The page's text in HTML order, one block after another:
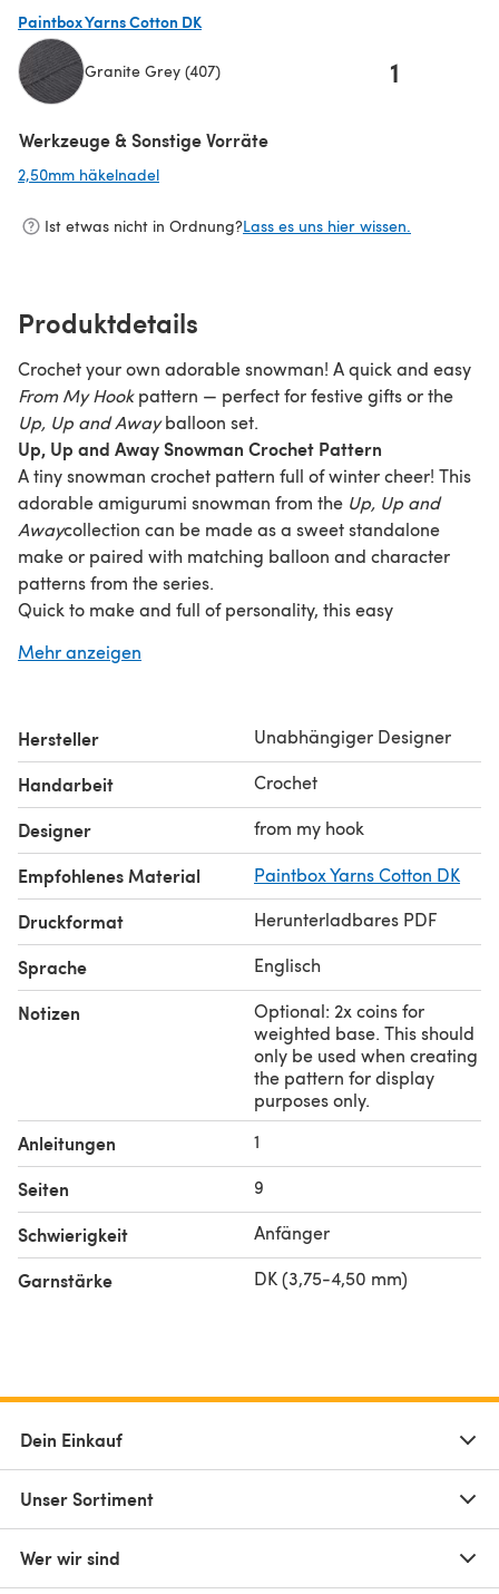
Paintbox Yarns Cotton DK
Granite Grey (407) 1
Werkzeuge & Sonstige Vorräte
2,50mm häkelnadel
Ist etwas nicht in Ordnung?Lass es uns hier wissen.
Produktdetails
Crochet your own adorable snowman! A quick and easy
From My Hookpattern — perfect for festive gifts or the
Up, Up and Awayballoon set.
Up, Up and Away Snowman Crochet Pattern
A tiny snowman crochet pattern full of winter cheer! This
adorable amigurumi snowman from the Up, Up and
Awaycollection can be made as a sweet standalone
make or paired with matching balloon and character
patterns from the series.
Quick to make and full of personality, this easy
festive decoration. Designed to coordinate with the
The pattern includes step-by-step photo instructions,
stitch tutorials (invisible decreases, foundation rows,
FLO/BLO), and professional tech editing for clarity.
Professionally tech-edited, print-friendly, and beginner-
friendly — ideal for anyone looking for a quick, satisfying
winter crochet make.
Mehr anzeigen
Hersteller Unabhängiger Designer
Handarbeit Crochet
Designer from my hook
Empfohlenes Material Paintbox Yarns Cotton DK
Druckformat Herunterladbares PDF
Sprache Englisch
Notizen
Optional: 2x coins for
weighted base. This should
only be used when creating
the pattern for display
purposes only.
Anleitungen 1
Seiten 9
Schwierigkeit Anfänger
Garnstärke DK (3,75-4,50 mm)
Dein Einkauf
Unser Sortiment
Wer wir sind